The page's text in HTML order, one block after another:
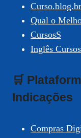
Curso.blog.br
Qual o
CursosS
Inglês Cursos
🛒
Indicações
Compras